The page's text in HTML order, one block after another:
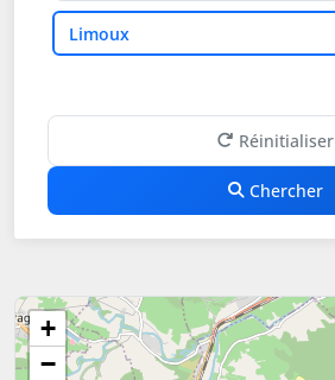
VilleLimoux
Réinitialiser
Chercher
+
−